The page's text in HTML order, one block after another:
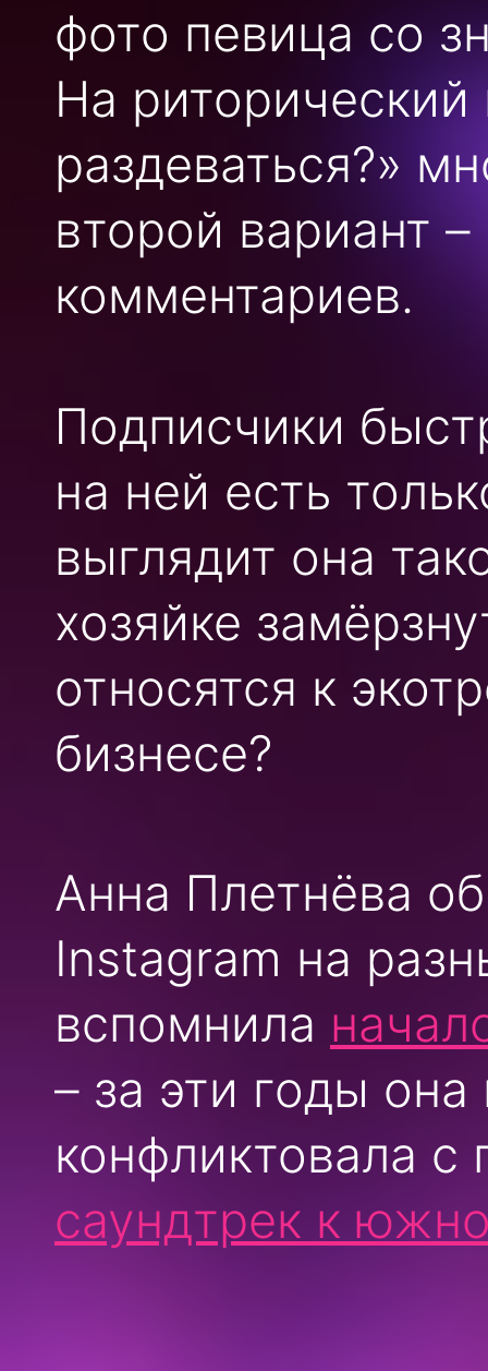
фото певица со
На
раздеваться?»
второй вариант
комментариев.
Подписчики
на ней есть
выглядит она
хозяйке
относятся к
бизнесе?
Анна Плетнёва
Instagram на
вспомнила
– за эти годы
конфликтовала
саундтрек к